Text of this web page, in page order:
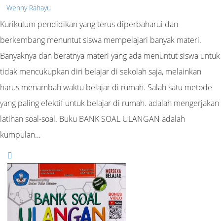
Wenny Rahayu
Kurikulum pendidikan yang terus diperbaharui dan
berkembang menuntut siswa mempelajari banyak materi.
Banyaknya dan beratnya materi yang ada menuntut siswa untuk
tidak mencukupkan diri belajar di sekolah saja, melainkan
harus menambah waktu belajar di rumah. Salah satu metode
yang paling efektif untuk belajar di rumah. adalah mengerjakan
latihan soal-soal. Buku BANK SOAL ULANGAN adalah
kumpulan…